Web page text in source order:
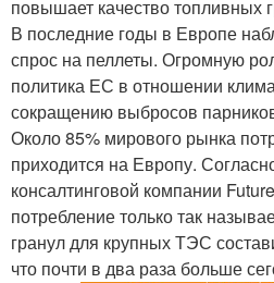
повышает качество топливных
В последние годы в Европе
спрос на пеллеты. Огромную
политика ЕС в отношении
сокращению выбросов
Около 85% мирового рынка
приходится на Европу.
консалтинговой компании
потребление только так
гранул для крупных ТЭС
что почти в два раза больше